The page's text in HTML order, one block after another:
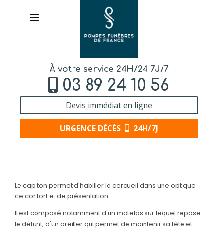
À votre service 24H/24 7J/7
03 89 24 10 56
Devis immédiat en ligne
URGENCE DÉCÈS 24H/7J
ORGANISER DES OBSÈQUES
PRÉVOIR SES OBSÈQUES
Le capiton permet d'habiller le cercueil dans une optique
de confort et de présentation.
Il est composé notamment d'un matelas sur lequel repose
le défunt, d'un oreiller qui permet de maintenir sa tête et